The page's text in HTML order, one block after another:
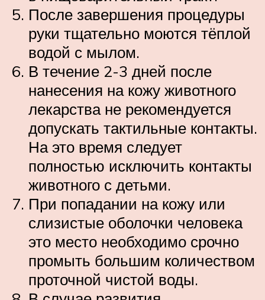
После завершения процедуры
руки тщательно моются тёплой
водой с мылом.
В течение 2-3 дней после
нанесения на кожу животного
лекарства не рекомендуется
допускать тактильные контакты.
На это время следует
полностью исключить контакты
животного с детьми.
При попадании на кожу или
слизистые оболочки человека
это место необходимо срочно
промыть большим количеством
проточной чистой воды.